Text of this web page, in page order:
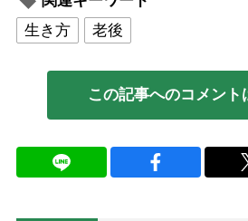
生き方
老後
この記事へのコメント